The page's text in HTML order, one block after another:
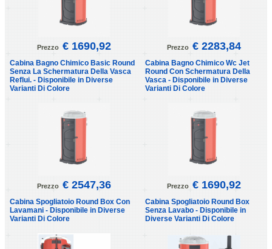
Prezzo € 1690,92
Cabina Bagno Chimico Basic Round
Senza La Schermatura Della Vasca
Reflui. - Disponibile in Diverse
Varianti Di Colore
Prezzo € 2283,84
Cabina Bagno Chimico Wc Jet
Round Con Schermatura Della
Vasca - Disponibile in Diverse
Varianti Di Colore
Prezzo € 2547,36
Cabina Spogliatoio Round Box Con
Lavamani - Disponibile in Diverse
Varianti Di Colore
Prezzo € 1690,92
Cabina Spogliatoio Round Box
Senza Lavabo - Disponibile in
Diverse Varianti Di Colore